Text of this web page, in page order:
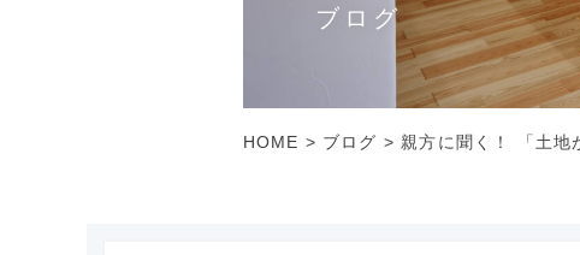
ブログ
HOME > ブログ > 親方に聞く！ 「土地